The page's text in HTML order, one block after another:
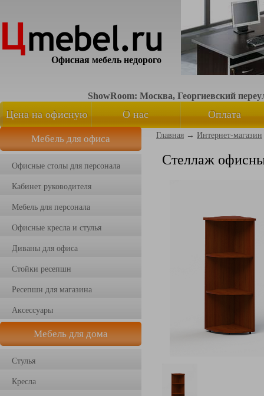
Офисная мебель недорого
ShowRoom: Москва, Георгиевский
Цена на офисную
мебель
О нас Оплата
Мебель для офиса
Офисные столы для персонала
Кабинет руководителя
Мебель для персонала
Офисные кресла и стулья
Диваны для офиса
Стойки ресепшн
Ресепшн для магазина
Аксессуары
Мебель для дома
Стулья
Кресла
Главная → Интернет-магазин
Стеллаж